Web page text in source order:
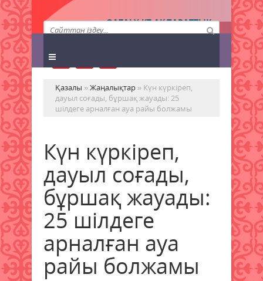
QAZALY.KZ АҚПАРАТТЫҚ
АГЕНТТІГІ
Қазалы »Жаңалықтар » Күн күркіреп,
дауыл соғады, бұршақ жауады: 25
шілдеге арналған ауа райы болжамы
Күн күркіреп,
дауыл соғады,
бұршақ жауады:
25 шілдеге
арналған ауа
райы болжамы